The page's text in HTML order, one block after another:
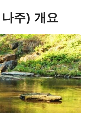
주) 개요